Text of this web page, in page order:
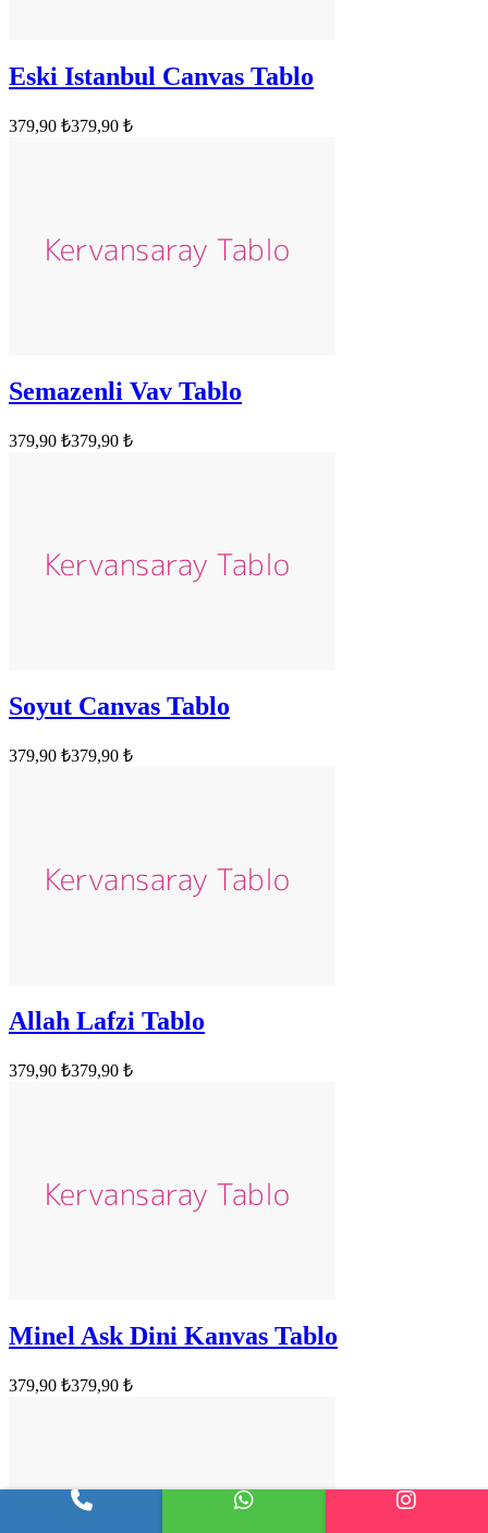
Eski Istanbul Canvas Tablo
379,90 ₺379,90 ₺
Semazenli Vav Tablo
379,90 ₺379,90 ₺
Soyut Canvas Tablo
379,90 ₺379,90 ₺
Allah Lafzi Tablo
379,90 ₺379,90 ₺
Minel Ask Dini Kanvas Tablo
379,90 ₺379,90 ₺